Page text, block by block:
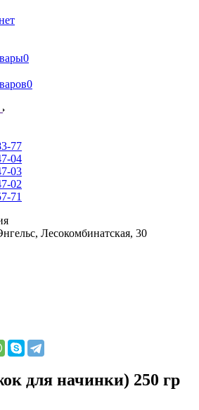
0
0
77
04
03
02
71
Лесокомбинатская, 30
для начинки) 250 гр